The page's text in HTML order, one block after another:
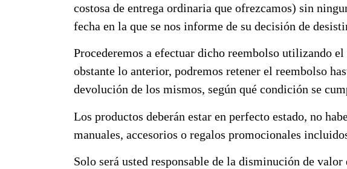
costosa de entrega ordinaria que ofrezcamos) sin
fecha en la que se nos informe de su decisión de
Procederemos a efectuar dicho reembolso utilizando
obstante lo anterior, podremos retener el reembolso
devolución de los mismos, según qué condición se
Los productos deberán estar en perfecto estado, no
manuales, accesorios o regalos promocionales
Solo será usted responsable de la disminución de